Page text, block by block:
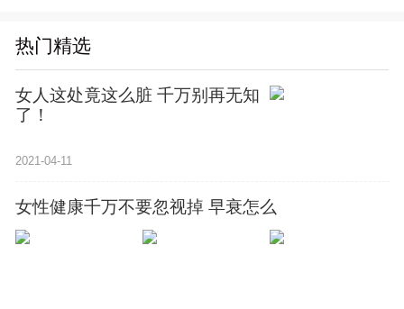
热门精选
女人这处竟这么脏 千万别再无知
了！
2021-04-11
女性健康千万不要忽视掉 早衰怎么